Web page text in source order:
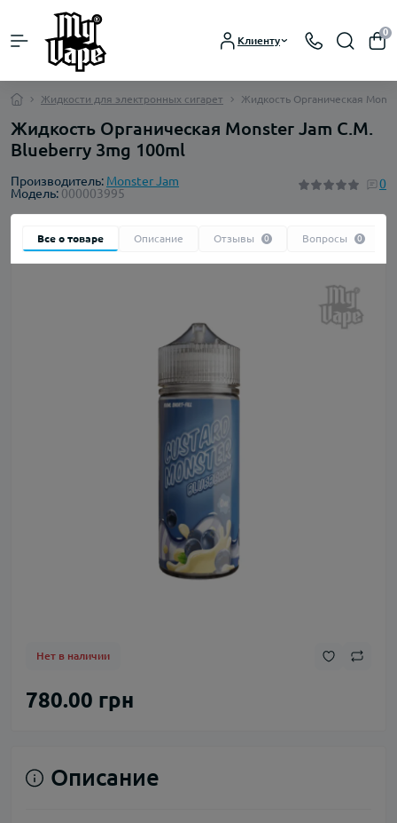
Клиенту
0
Жидкости для электронных сигарет Жидкость Органическая
Жидкость Органическая Monster Jam C.M.
Blueberry 3mg 100ml
Производитель: Monster Jam
Модель: 000003995
0
Все о товаре Описание Отзывы 0 Вопросы 0
Нет в наличии
780.00 грн
Описание